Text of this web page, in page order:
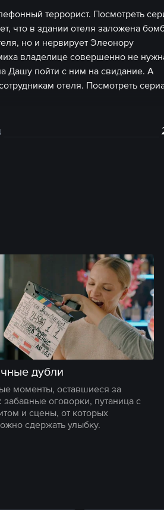
террорист. Посмотреть
что в здании отеля заложена
но и нервирует Элеонору
владелице совершенно не
Дашу пойти с ним на свидание. А
отеля. Посмотреть
дубли
моменты, оставшиеся за
забавные оговорки, путаница с
и сцены, от которых
сдержать улыбку.